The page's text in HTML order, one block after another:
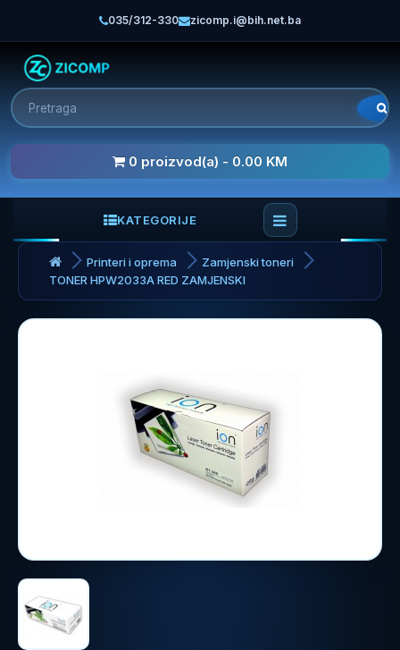
035/312-330 zicomp.i@bih.net.ba
0 proizvod(a) - 0.00 KM
KATEGORIJE
Printeri i oprema
Zamjenski toneri
TONER HPW2033A RED ZAMJENSKI